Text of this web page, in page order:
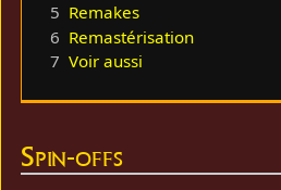
5 Remakes
6 Remastérisation
7 Voir aussi
Spin-offs